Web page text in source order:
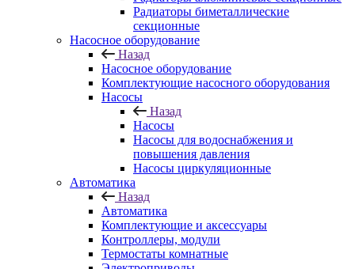
Радиаторы биметаллические
секционные
Насосное оборудование
Назад
Насосное оборудование
Комплектующие насосного оборудования
Насосы
Назад
Насосы
Насосы для водоснабжения и
повышения давления
Насосы циркуляционные
Автоматика
Назад
Автоматика
Комплектующие и аксессуары
Контроллеры, модули
Термостаты комнатные